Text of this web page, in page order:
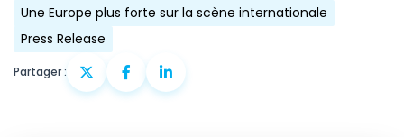
Une Europe plus forte sur la scène internationale
Press Release
Partager :